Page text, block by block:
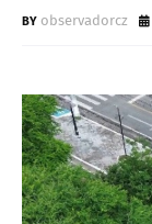
observadorcz